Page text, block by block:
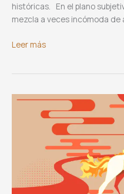
históricas. En el plano
mezcla a veces incómoda
Duelos
navideñas!
Leer más